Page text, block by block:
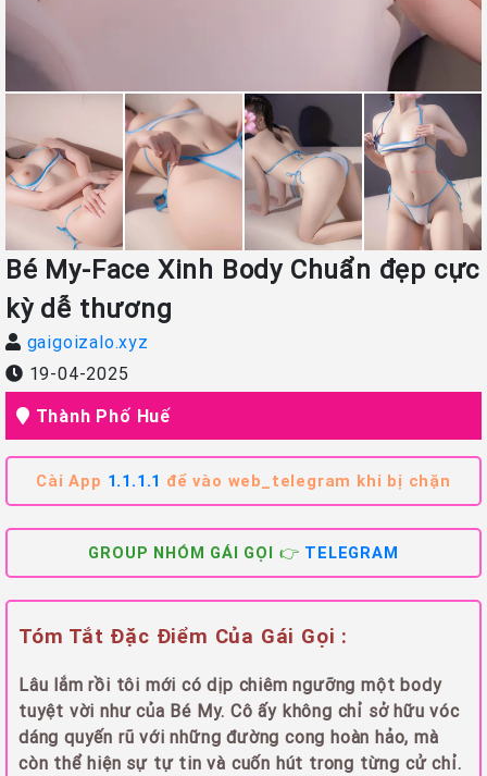
Bé My-Face Xinh Body Chuẩn đẹp cực
kỳ dễ thương
gaigoizalo.xyz
19-04-2025
Thành Phố Huế
Cài App 1.1.1.1 để vào web_telegram khi bị chặn
GROUP NHÓM GÁI GỌI 👉 TELEGRAM
Tóm Tắt Đặc Điểm Của Gái Gọi :
Lâu lắm rồi tôi mới có dịp chiêm ngưỡng một body
tuyệt vời như của Bé My. Cô ấy không chỉ sở hữu vóc
dáng quyến rũ với những đường cong hoàn hảo, mà
còn thể hiện sự tự tin và cuốn hút trong từng cử chỉ.